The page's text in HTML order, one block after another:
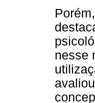
nesse